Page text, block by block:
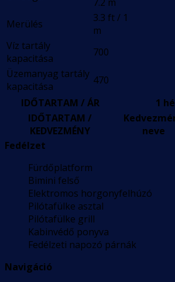
7.2 m
Merülés
3.3 ft / 1
m
Víz tartály
kapacitása
700
Üzemanyag tartály
kapacitása
470
IDŐTARTAM / ÁR
1
IDŐTARTAM /
KEDVEZMÉNY
neve
Fedélzet
Fürdőplatform
Bimini felső
Elektromos horgonyfelhúzó
Pilótafülke asztal
Pilótafülke grill
Kabinvédő ponyva
Fedélzeti napozó párnák
Navigáció